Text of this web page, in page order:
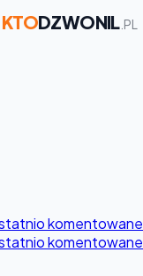
KTODZWONIL.PL
komentowane
komentowane